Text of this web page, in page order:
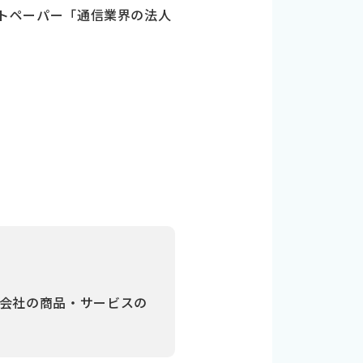
ーパー「通信業界の法人
社の商品・サービスの